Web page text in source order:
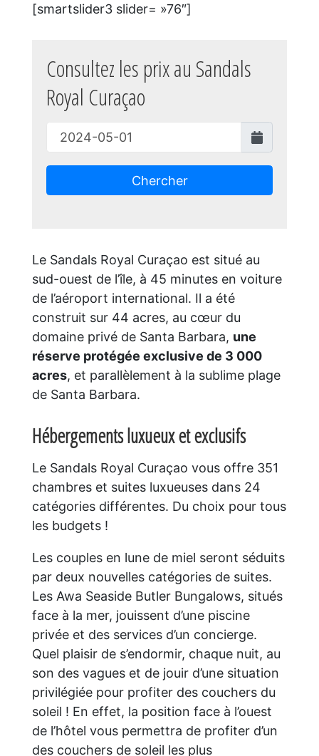
[smartslider3 slider= »76″]
Consultez les prix au Sandals
Royal Curaçao
Chercher
Le Sandals Royal Curaçao est situé au
sud-ouest de l’île, à 45 minutes en voiture
de l’aéroport international. Il a été
construit sur 44 acres, au cœur du
domaine privé de Santa Barbara, une
réserve protégée exclusive de 3 000
acres, et parallèlement à la sublime plage
de Santa Barbara.
Hébergements luxueux et exclusifs
Le Sandals Royal Curaçao vous offre 351
chambres et suites luxueuses dans 24
catégories différentes. Du choix pour tous
les budgets !
Les couples en lune de miel seront séduits
par deux nouvelles catégories de suites.
Les Awa Seaside Butler Bungalows, situés
face à la mer, jouissent d’une piscine
privée et des services d’un concierge.
Quel plaisir de s’endormir, chaque nuit, au
son des vagues et de jouir d’une situation
privilégiée pour profiter des couchers du
soleil ! En effet, la position face à l’ouest
de l’hôtel vous permettra de profiter d’un
des couchers de soleil les plus